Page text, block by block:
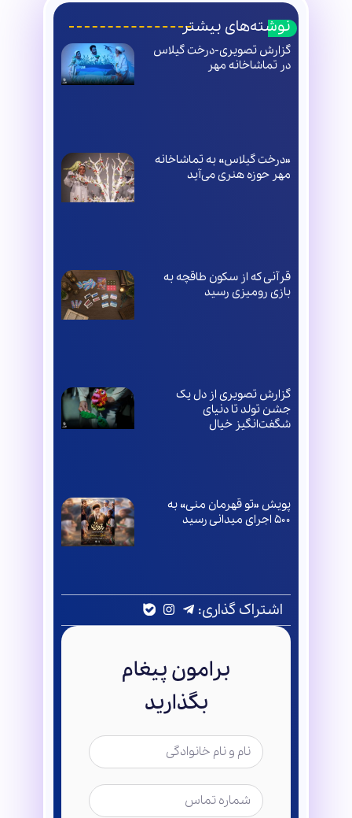
نوشته‌های بیشتر
گزارش تصویری-درخت گیلاس
در تماشاخانه مهر
«درخت گیلاس» به تماشاخانه
مهر حوزه هنری می‌آید
قرآنی که از سکون طاقچه به
بازی رومیزی رسید
گزارش تصویری از دل یک
جشن تولد تا دنیای
شگفت‌انگیز خیال
پویش «تو قهرمان منی» به
۵۰۰ اجرای میدانی رسید
اشتراک گذاری:
برامون پیغام
بگذارید